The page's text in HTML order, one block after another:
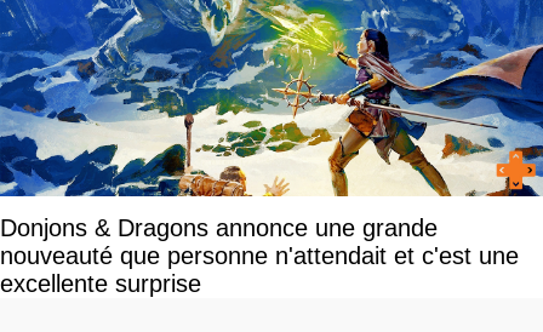
Donjons & Dragons annonce une grande
nouveauté que personne n'attendait et c'est une
excellente surprise